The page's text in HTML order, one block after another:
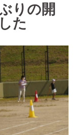
りの開
た